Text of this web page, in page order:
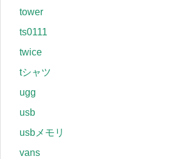
tower
ts0111
twice
tシャツ
ugg
usb
usbメモリ
vans